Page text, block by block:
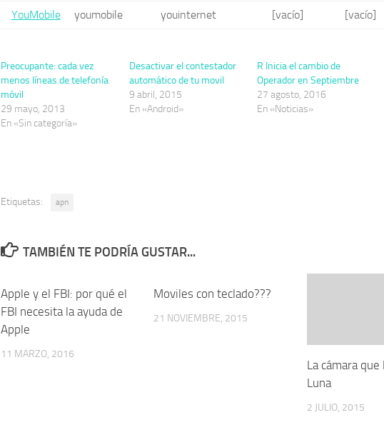
YouMobile youmobile youinternet [vacío] [vacío]
Preocupante: cada vez
menos líneas de telefonía
móvil
29 mayo, 2013
En «Sin categoría»
Desactivar el contestador
automático de tu movil
9 abril, 2015
En «Android»
R Inicia el cambio de
Operador en Septiembre
27 agosto, 2016
En «Noticias»
Etiquetas: apn
TAMBIÉN TE PODRÍA GUSTAR...
Apple y el FBI: por qué el
FBI necesita la ayuda de
Apple
11 MARZO, 2016
Moviles con teclado???
21 NOVIEMBRE, 2015
La cámara que
Luna
2 JULIO, 2015